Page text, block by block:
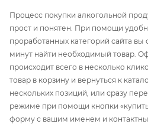
Процесс покупки алкогольной
прост и понятен. При помощи
проработанных категорий сайта вы
минут найти необходимый товар.
происходит всего в несколько
товар в корзину и вернуться к
нескольких позиций, или сразу
режиме при помощи кнопки
форму с вашим именем и